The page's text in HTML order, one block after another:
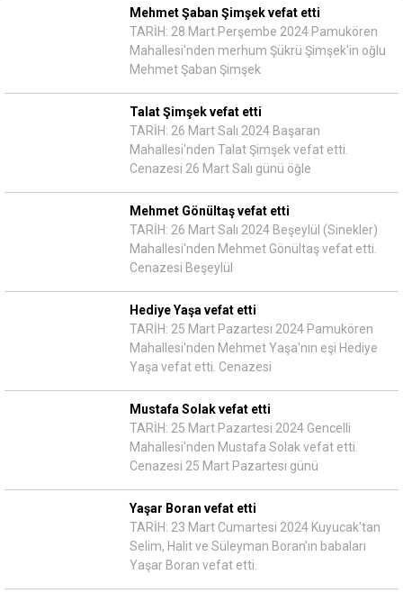
Mehmet Şaban Şimşek vefat etti
TARİH: 28 Mart Perşembe 2024 Pamukören
Mahallesi'nden merhum Şükrü Şimşek'in oğlu
Mehmet Şaban Şimşek
Talat Şimşek vefat etti
TARİH: 26 Mart Salı 2024 Başaran
Mahallesi'nden Talat Şimşek vefat etti.
Cenazesi 26 Mart Salı günü öğle
Mehmet Gönültaş vefat etti
TARİH: 26 Mart Salı 2024 Beşeylül (Sinekler)
Mahallesi'nden Mehmet Gönültaş vefat etti.
Cenazesi Beşeylül
Hediye Yaşa vefat etti
TARİH: 25 Mart Pazartesi 2024 Pamukören
Mahallesi'nden Mehmet Yaşa'nın eşi Hediye
Yaşa vefat etti. Cenazesi
Mustafa Solak vefat etti
TARİH: 25 Mart Pazartesi 2024 Gencelli
Mahallesi'nden Mustafa Solak vefat etti.
Cenazesi 25 Mart Pazartesi günü
Yaşar Boran vefat etti
TARİH: 23 Mart Cumartesi 2024 Kuyucak'tan
Selim, Halit ve Süleyman Boran'ın babaları
Yaşar Boran vefat etti.